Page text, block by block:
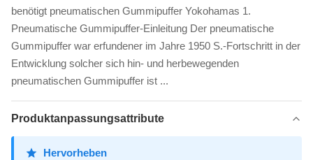
benötigt pneumatischen Gummipuffer Yokohamas 1.
Pneumatische Gummipuffer-Einleitung Der pneumatische
Gummipuffer war erfundener im Jahre 1950 S.-Fortschritt in der
Entwicklung solcher sich hin- und herbewegenden
pneumatischen Gummipuffer ist ...
Produktanpassungsattribute
Hervorheben